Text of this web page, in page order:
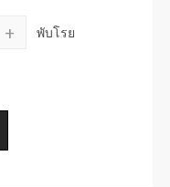
+ พับโรย